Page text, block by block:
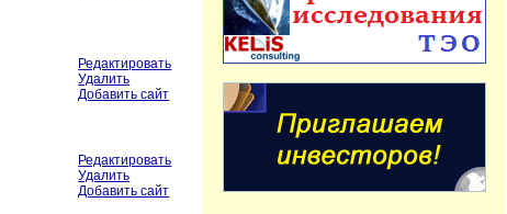
Редактировать
Удалить
Добавить сайт
Редактировать
Удалить
Добавить сайт